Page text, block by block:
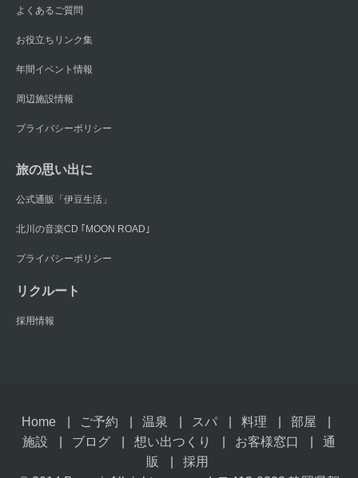
よくあるご質問
お役立ちリンク集
年間イベント情報
周辺施設情報
プライバシーポリシー
旅の思い出に
公式通販「伊豆生活」
北川の音楽CD ｢MOON ROAD｣
プライバシーポリシー
リクルート
採用情報
Home ご予約 温泉 スパ 料理
部屋
施設
ブログ 想い出つくり お客様窓口
通
販
採用